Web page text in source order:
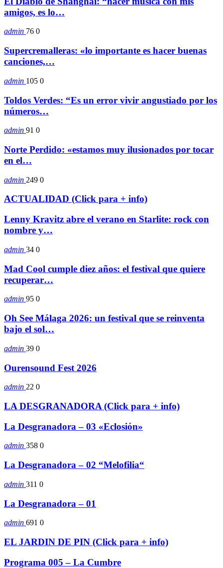
amigos, es lo…
admin 76 0
Supercremalleras: «lo importante es hacer buenas
canciones,…
admin 105 0
Toldos Verdes: “Es un error vivir angustiado por los
números…
admin 91 0
Norte Perdido: «estamos muy ilusionados por tocar
en el…
admin 249 0
ACTUALIDAD (Click para + info)
Lenny Kravitz abre el verano en Starlite: rock con
nombre y…
admin 34 0
Mad Cool cumple diez años: el festival que quiere
recuperar…
admin 95 0
Oh See Málaga 2026: un festival que se reinventa
bajo el sol…
admin 39 0
Ourensound Fest 2026
admin 22 0
LA DESGRANADORA (Click para + info)
La Desgranadora – 03 «Eclosión»
admin 358 0
La Desgranadora – 02 “Melofilia“
admin 311 0
La Desgranadora – 01
admin 691 0
EL JARDIN DE PIN (Click para + info)
Programa 005 – La Cumbre